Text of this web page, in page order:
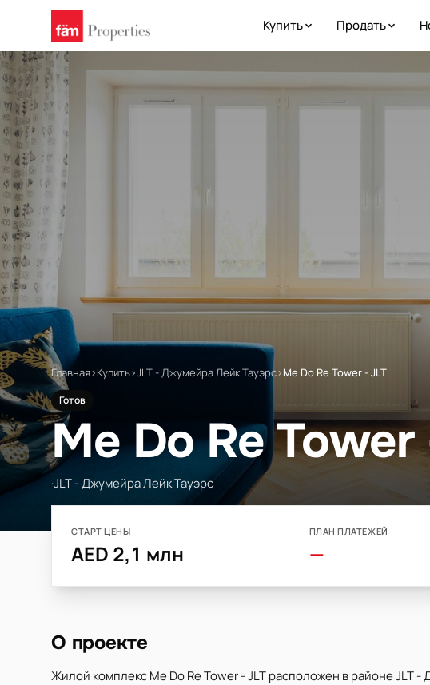
Купить Продать
Главная›Купить›JLT - Джумейра Лейк Тауэрс›Me Do Re Tower - JLT
Готов
Me Do Re
·JLT - Джумейра Лейк Тауэрс
СТАРТ ЦЕНЫ
AED 2,1 млн
ПЛАН ПЛАТЕЖЕЙ
—
О проекте
Жилой комплекс Me Do Re Tower - JLT расположен в районе JLT